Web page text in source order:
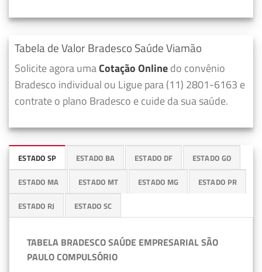
Tabela de Valor Bradesco Saúde Viamão
Solicite agora umaCotação Onlinedo convênio
Bradesco individual ou Ligue para (11) 2801-6163 e
contrate o plano Bradesco e cuide da sua saúde.
ESTADO SP ESTADO BA ESTADO DF ESTADO GO
ESTADO MA ESTADO MT ESTADO MG ESTADO PR
ESTADO RJ ESTADO SC
TABELA BRADESCO SAÚDE EMPRESARIAL SÃO
PAULO COMPULSÓRIO